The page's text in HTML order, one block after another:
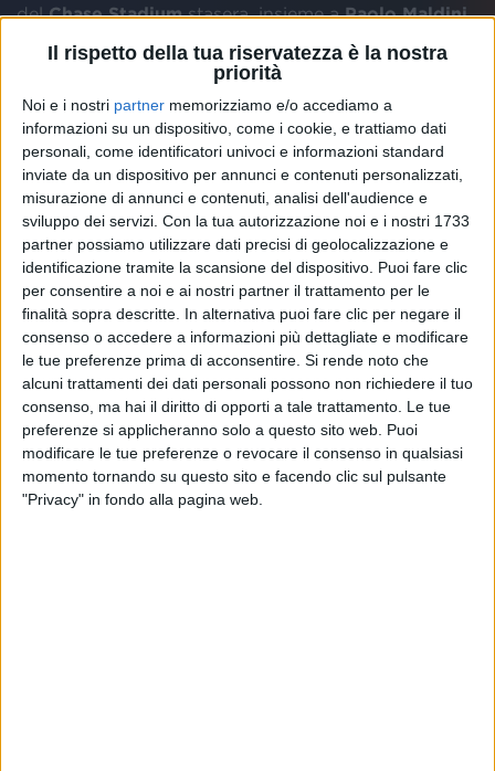
Il rispetto della tua riservatezza è la nostra
priorità
Noi e i nostri partner memorizziamo e/o accediamo a
informazioni su un dispositivo, come i cookie, e trattiamo dati
personali, come identificatori univoci e informazioni standard
inviate da un dispositivo per annunci e contenuti personalizzati,
misurazione di annunci e contenuti, analisi dell'audience e
sviluppo dei servizi. Con la tua autorizzazione noi e i nostri 1733
partner possiamo utilizzare dati precisi di geolocalizzazione e
identificazione tramite la scansione del dispositivo. Puoi fare clic
per consentire a noi e ai nostri partner il trattamento per le
finalità sopra descritte. In alternativa puoi fare clic per negare il
consenso o accedere a informazioni più dettagliate e modificare
le tue preferenze prima di acconsentire. Si rende noto che
alcuni trattamenti dei dati personali possono non richiedere il tuo
consenso, ma hai il diritto di opporti a tale trattamento. Le tue
preferenze si applicheranno solo a questo sito web. Puoi
modificare le tue preferenze o revocare il consenso in qualsiasi
momento tornando su questo sito e facendo clic sul pulsante
"Privacy" in fondo alla pagina web.
delChase Stadiumstasera, insieme aPaolo Maldini
Jannik Sinner , cheha già fatto visita alla squadra
guidata da Luciano Spalletti .
Visualizza questo post su Instagram